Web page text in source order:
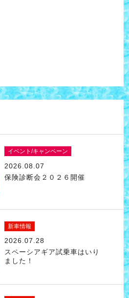
イベント/キャンペーン
2026.08.07
保険診断会２０２６開催
新車情報
2026.07.28
スペーシアギア試乗車はいり
ました！